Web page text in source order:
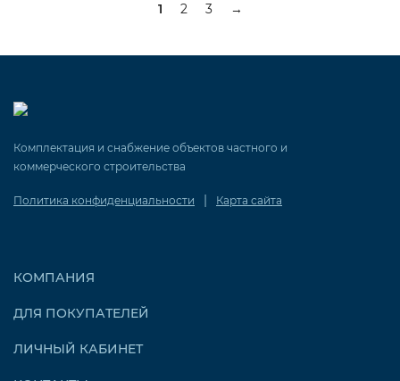
1 2 3 →
Комплектация и снабжение объектов частного и
коммерческого строительства
Политика конфиденциальности | Карта сайта
КОМПАНИЯ
ДЛЯ ПОКУПАТЕЛЕЙ
ЛИЧНЫЙ КАБИНЕТ